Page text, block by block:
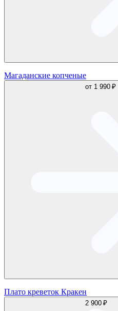
Магаданские копченые
от 1 990 ₽
Плато креветок Кракен
2 900 ₽